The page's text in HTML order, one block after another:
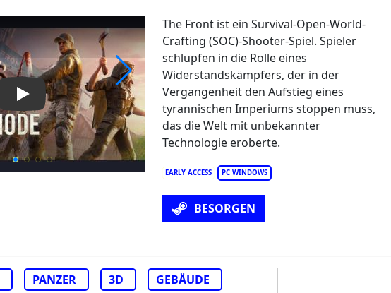
Play Video: The Front
EARLY ACCESS PC WINDOWS
The Front ist ein Survival-Open-World-
Crafting (SOC)-Shooter-Spiel. Spieler
schlüpfen in die Rolle eines
Widerstandskämpfers, der in der
Vergangenheit den Aufstieg eines
tyrannischen Imperiums stoppen muss,
das die Welt mit unbekannter
Technologie eroberte.
BESORGEN
PANZER 3D
GEBÄUDE